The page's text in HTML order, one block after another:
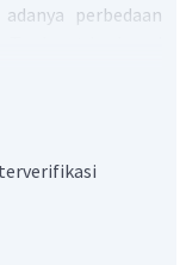
perbedaan
ramah difabel
terhadap